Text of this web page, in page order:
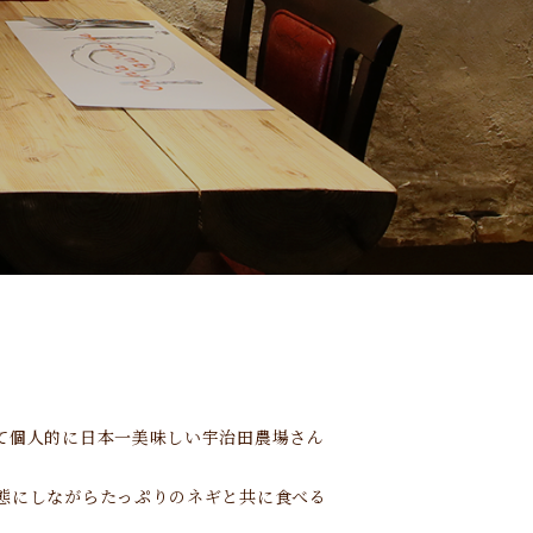
人的に日本一美味しい宇治田農場さん
しながらたっぷりのネギと共に食べる